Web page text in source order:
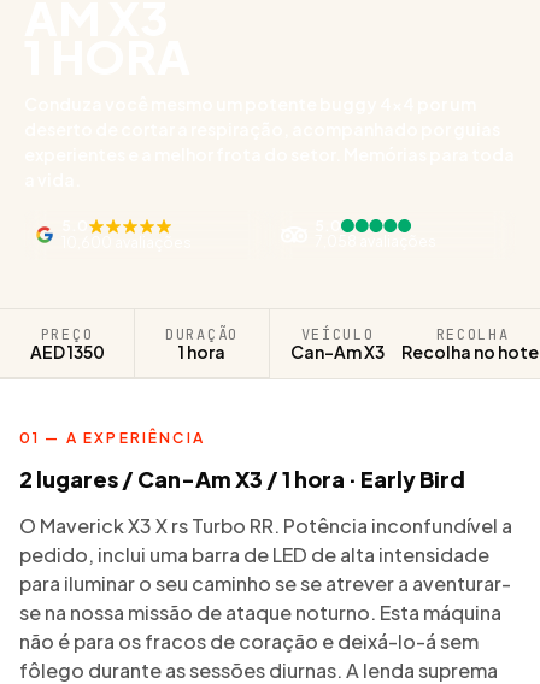
PREÇO
AED 1350
DURAÇÃO
1 hora
VEÍCULO
Can-Am X3
RECOLHA
Recolha no
01 — A EXPERIÊNCIA
2 lugares / Can-Am X3 / 1 hora · Early Bird
O Maverick X3 X rs Turbo RR. Potência inconfundível a
pedido, inclui uma barra de LED de alta intensidade
para iluminar o seu caminho se se atrever a aventurar-
se na nossa missão de ataque noturno. Esta máquina
não é para os fracos de coração e deixá-lo-á sem
fôlego durante as sessões diurnas. A lenda suprema